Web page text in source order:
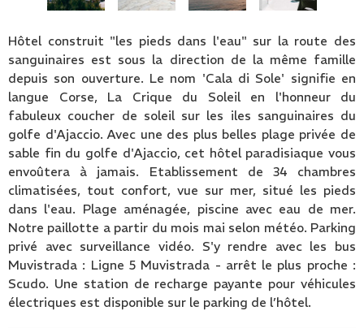
Hôtel construit "les pieds dans l'eau" sur la route des
sanguinaires est sous la direction de la même famille
depuis son ouverture. Le nom 'Cala di Sole' signifie en
langue Corse, La Crique du Soleil en l'honneur du
fabuleux coucher de soleil sur les iles sanguinaires du
golfe d'Ajaccio. Avec une des plus belles plage privée de
sable fin du golfe d'Ajaccio, cet hôtel paradisiaque vous
envoûtera à jamais. Etablissement de 34 chambres
climatisées, tout confort, vue sur mer, situé les pieds
dans l'eau. Plage aménagée, piscine avec eau de mer.
Notre paillotte a partir du mois mai selon météo. Parking
privé avec surveillance vidéo. S'y rendre avec les bus
Muvistrada : Ligne 5 Muvistrada - arrêt le plus proche :
Scudo. Une station de recharge payante pour véhicules
électriques est disponible sur le parking de l’hôtel.